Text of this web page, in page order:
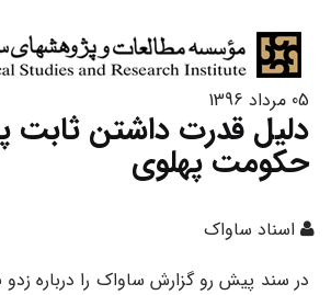
05 مرداد 1396
دلیل قدرت داشتن ثابت
حکومت پهلوی
اسناد ساواک
در سند پیش رو گزارش ساواک را درباره